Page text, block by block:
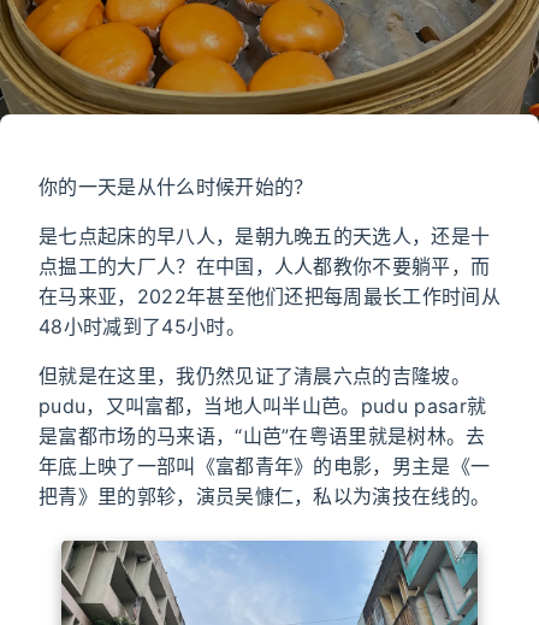
你的一天是从什么时候开始的？
是七点起床的早八人，是朝九晚五的天选人，还是十
点揾工的大厂人？在中国，人人都教你不要躺平，而
在马来亚，2022年甚至他们还把每周最长工作时间从
48小时减到了45小时。
但就是在这里，我仍然见证了清晨六点的吉隆坡。
pudu，又叫富都，当地人叫半山芭。pudu pasar就
是富都市场的马来语，“山芭”在粤语里就是树林。去
年底上映了一部叫《富都青年》的电影，男主是《一
把青》里的郭轸，演员吴慷仁，私以为演技在线的。